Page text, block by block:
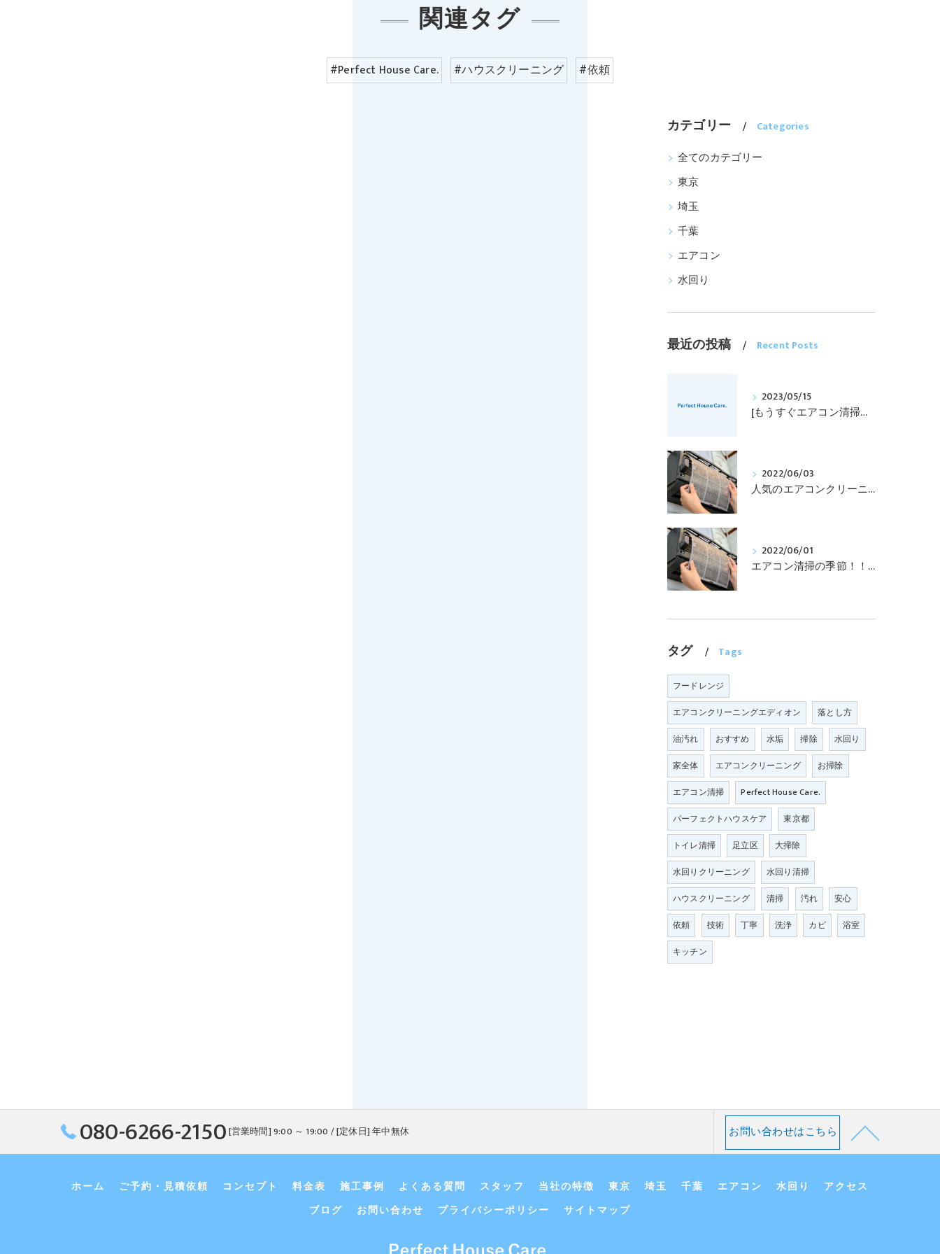
関連タグ
#Perfect House Care. #ハウスクリーニング #依頼
カテゴリー Categories
全てのカテゴリー
東京
埼玉
千葉
エアコン
水回り
最近の投稿 Recent Posts
2023/05/15
[もうすぐエアコン清掃の時期！！]
2022/06/03
人気のエアコンクリーニング！！
2022/06/01
エアコン清掃の季節！！！
タグ Tags
フードレンジ
エアコンクリーニングエディオン
落とし方
油汚れ
おすすめ 水垢 掃除
水回り
家全体
エアコンクリーニング
お掃除
エアコン清掃
Perfect House Care.
パーフェクトハウスケア
東京都
トイレ清掃
足立区
大掃除
水回りクリーニング
水回り清掃
ハウスクリーニング
清掃 汚れ
安心
依頼
技術 丁寧 洗浄 カビ
浴室
キッチン
080-6266-2150[営業時間] 9:00 ～ 19:00 / [定休日] 年中無休 お問い合わせはこちら
ホーム ご予約・見積依頼 コンセプト 料金表 施工事例 よくある質問 スタッフ 当社の特徴 東京 埼玉 千葉 エアコン 水回り
アクセス
ブログ
お問い合わせ プライバシーポリシー サイトマップ